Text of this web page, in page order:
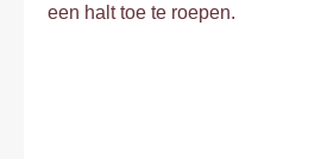
een halt toe te roepen.